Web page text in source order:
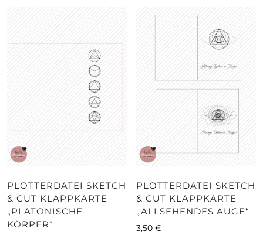
PLOTTERDATEI SKETCH
& CUT KLAPPKARTE
„PLATONISCHE
KÖRPER“
PLOTTERDATEI SKETCH
& CUT KLAPPKARTE
„ALLSEHENDES AUGE“
3,50€